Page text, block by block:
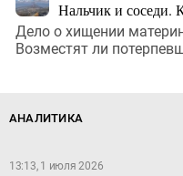
Нальчик и соседи.
Дело о хищении
Возместят ли
АНАЛИТИКА
13:13, 1 июля 2026